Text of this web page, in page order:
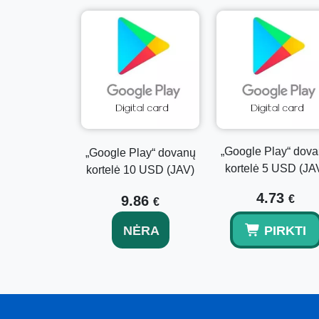
„Google Play“ dovanų
kortelė 10 USD (JAV)
9.86 €
NĖRA
„Google Play“
kortelė 5 USD
4.73 €
PIRKTI